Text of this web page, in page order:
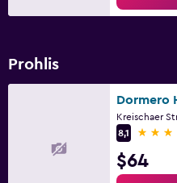
Prohlis
8,1
4
$64